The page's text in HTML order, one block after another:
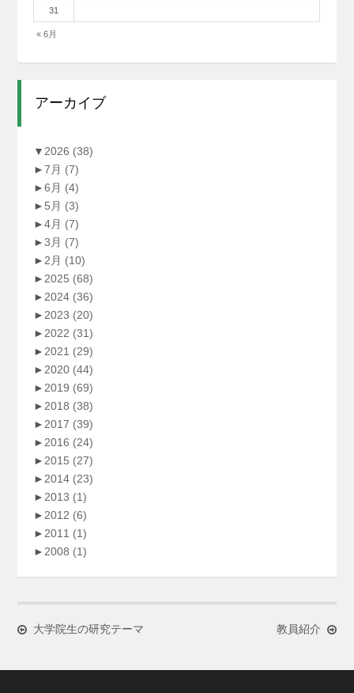
« 6月
31
アーカイブ
▼2026 (38)
►7月 (7)
►6月 (4)
► 5月 (3)
►4月 (7)
►3月 (7)
►2月 (10)
►2025 (68)
►2024 (36)
►2023 (20)
►2022 (31)
►2021 (29)
►2020 (44)
►2019 (69)
►2018 (38)
►2017 (39)
►2016 (24)
►2015 (27)
►2014 (23)
►2013 (1)
►2012 (6)
►2011 (1)
►2008 (1)
大学院生の研究テーマ 教員紹介